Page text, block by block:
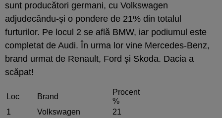
sunt producători germani, cu Volkswagen
adjudecându-și o pondere de 21% din totalul
furturilor. Pe locul 2 se află BMW, iar podiumul este
completat de Audi. În urma lor vine Mercedes-Benz,
brand urmat de Renault, Ford și Skoda. Dacia a
scăpat!
Loc Brand
Procent
%
1
Volkswagen
21